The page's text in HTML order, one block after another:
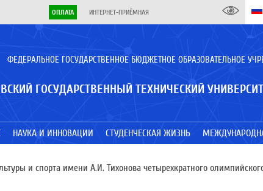
ОПЛАТА ИНТЕРНЕТ-ПРИЁМНАЯ
ФЕДЕРАЛЬНОЕ ГОСУДАРСТВЕННОЕ БЮДЖЕТНОЕ ОБРАЗОВАТЕЛЬНОЕ
ГОСУДАРСТВЕННЫЙ ТЕХНИЧЕСКИЙ
НАУКА И ИННОВАЦИИ СТУДЕНЧЕСКАЯ ЖИЗНЬ
и спорта имени А.И. Тихонова четырехкратного